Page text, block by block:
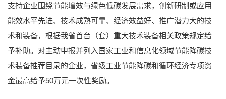
支持企业围绕节能增效与绿色低碳发展需求，创新研制或应用
能效水平先进、技术成熟可靠、经济效益好、推广潜力大的技
术和装备，根据我省首台（套）重大技术装备相关政策规定给
予补助。对主动申报并列入国家工业和信息化领域节能降碳技
术装备推荐目录的企业，省级工业节能降碳和循环经济专项资
金最高给予50万元一次性奖励。